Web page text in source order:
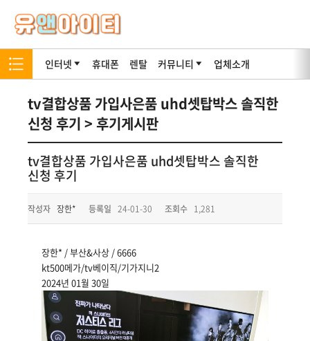
인터넷 휴대폰 렌탈 커뮤니티 업체소개
tv결합상품 가입사은품 uhd셋탑박스 솔직한
신청 후기 > 후기게시판
tv결합상품 가입사은품 uhd셋탑박스 솔직한
신청 후기
작성자 장한* 등록일 24-01-30 조회수 1,281
장한* / 부산&사상 / 6666
kt500메가/tv베이직/기가지니2
2024년 01월 30일